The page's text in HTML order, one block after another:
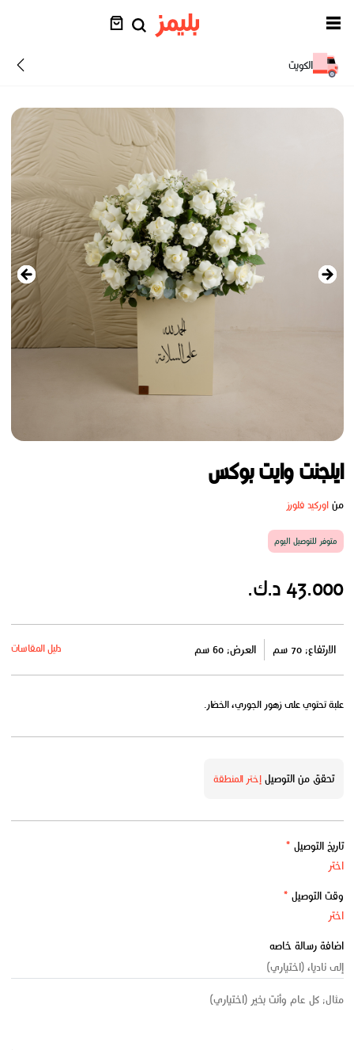
الكويت
ايلجنت وايت بوكس
مناوركيد فلورز
متوفر للتوصيل اليوم
43.000 د.ك.
الارتفاع: 70 سم العرض: 60 سم دليل المقاسات
علبة تحتوي على زهور الجوري، الخضار.
تحقق من التوصيلإختر المنطقة
تاريخ التوصيل *
وقت التوصيل *
اضافة رسالة خاصه